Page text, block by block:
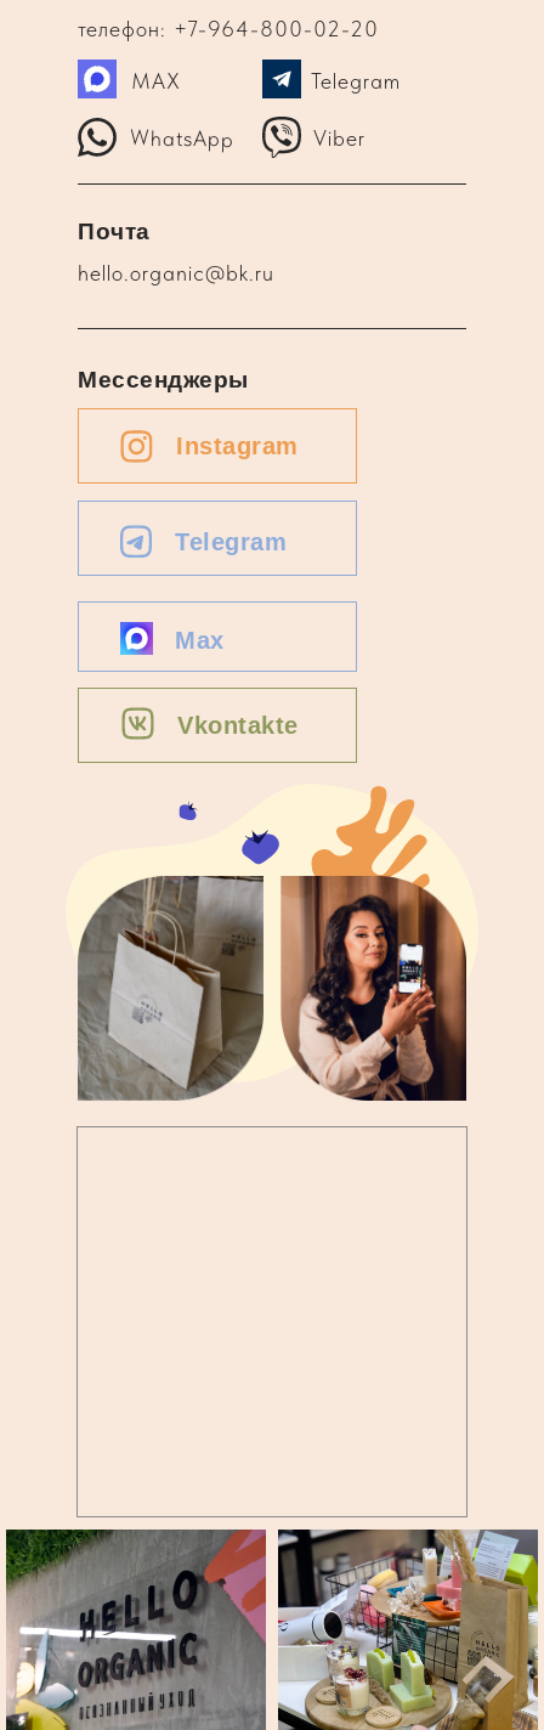
телефон: +7-964-800-02-20
WhatsApp Viber
Telegram
MAX
hello.organic@bk.ru
Почта
Instagram
Telegram
Max
Vkontakte
Мессенджеры